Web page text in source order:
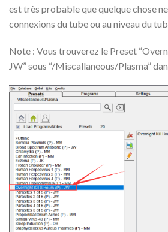
est très probable que quelque chose
connexions du tube ou au niveau du
Note : Vous trouverez le Preset
JW” sous “/Miscallaneous/Plasma”